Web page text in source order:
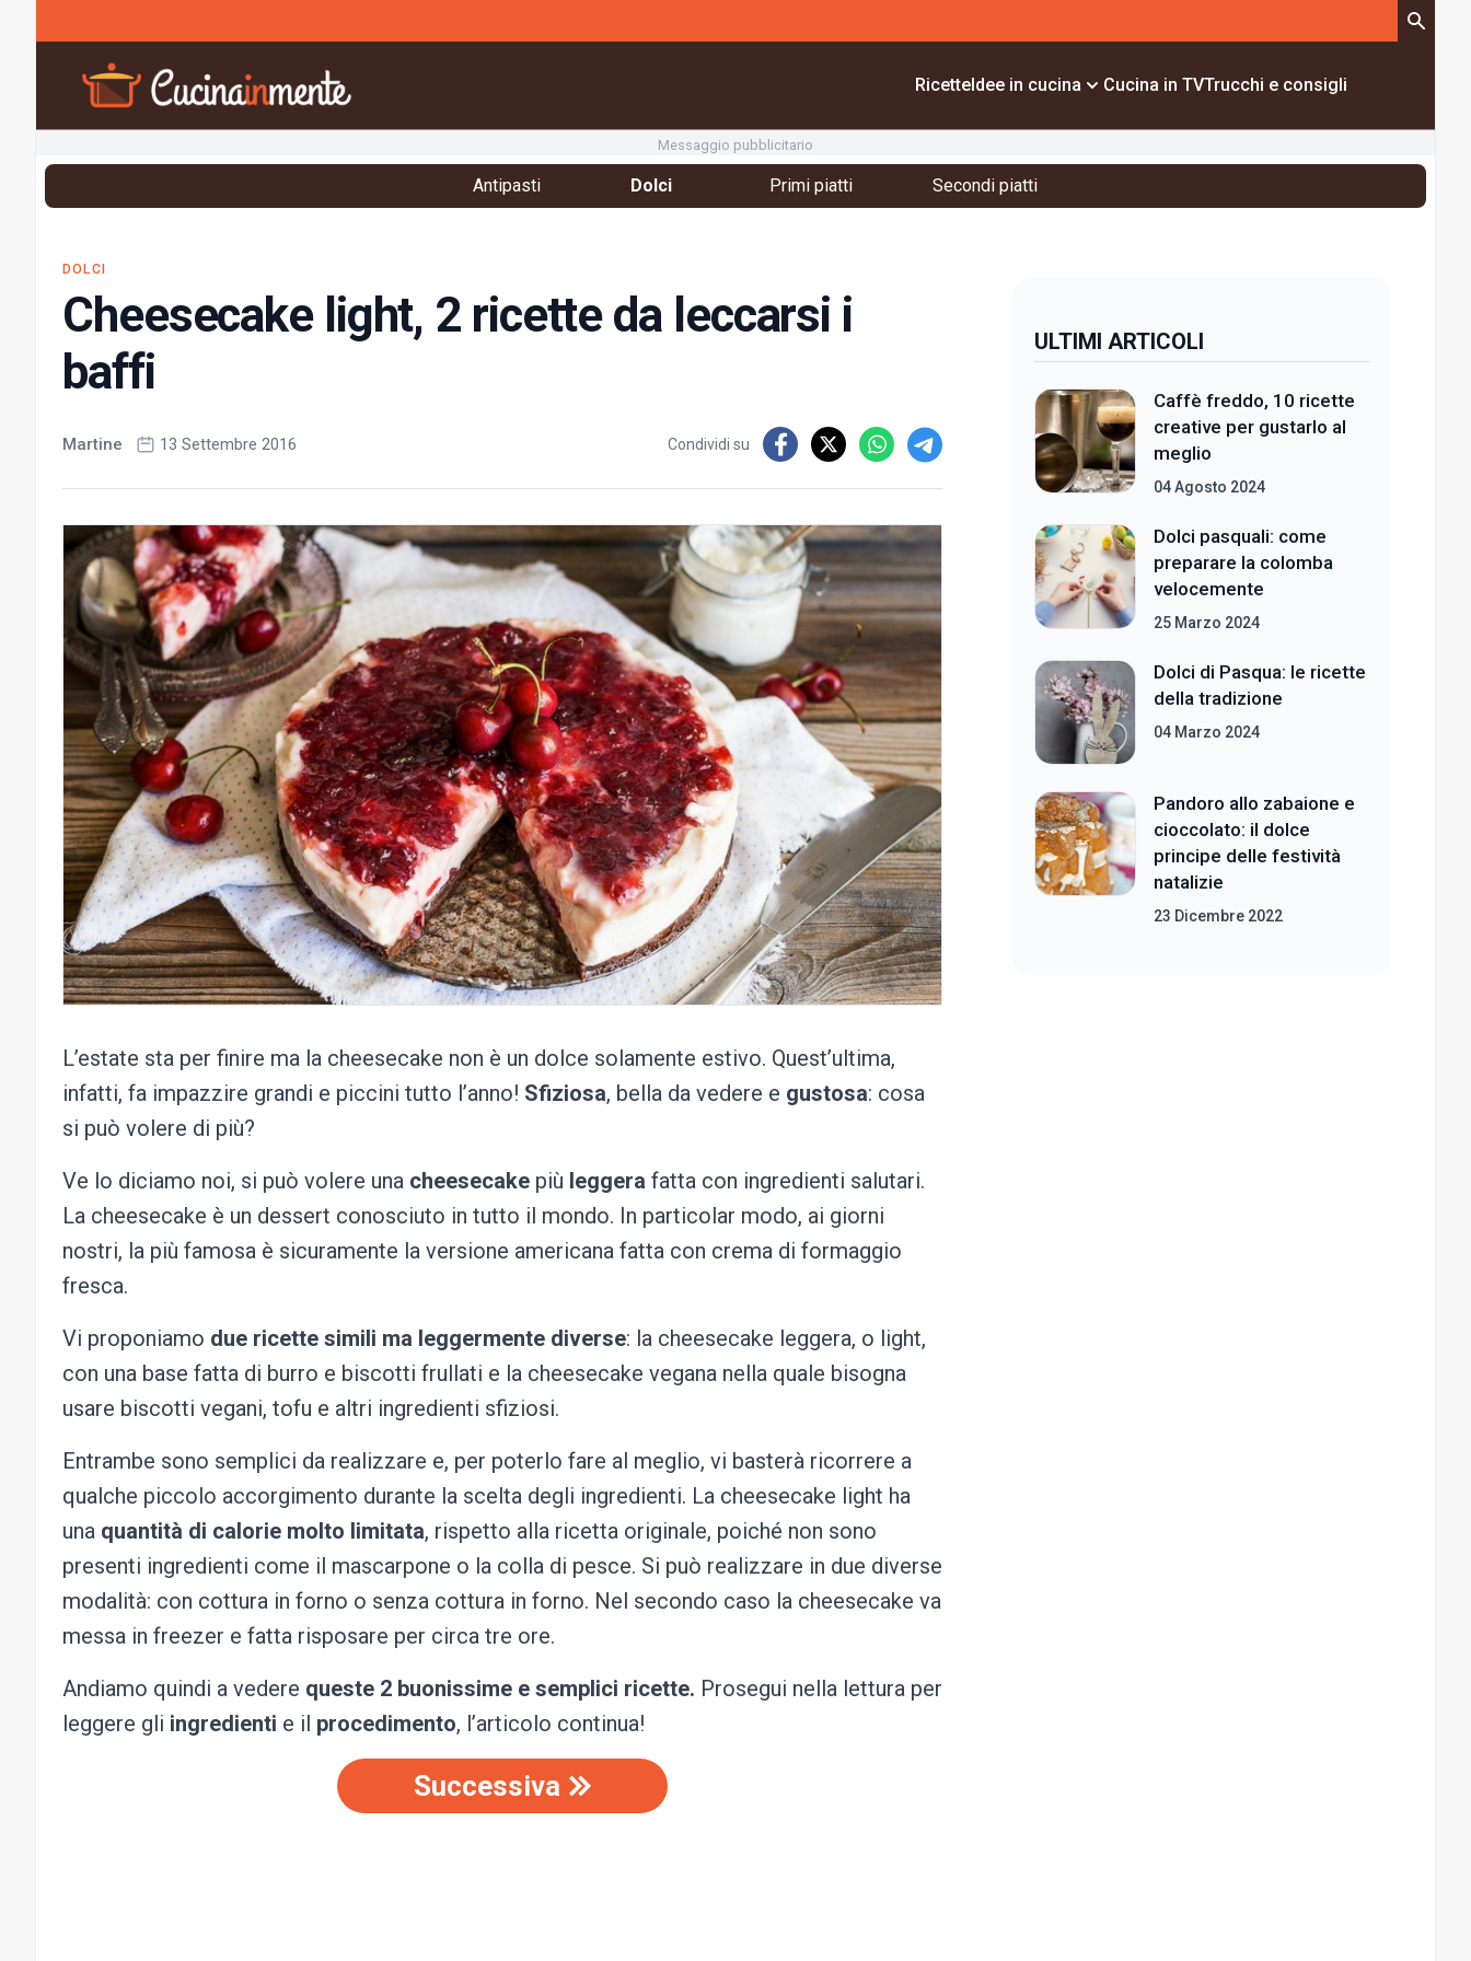
RicetteIdee in cucina Cucina in TVTrucchi e consigli
Messaggio pubblicitario
Antipasti Dolci Primi piatti Secondi piatti
DOLCI
Cheesecake light, 2 ricette da leccarsi i
baffi
Martine 13 Settembre 2016 Condividi su
L’estate sta per finire ma la cheesecake non è un dolce solamente estivo. Quest’ultima,
infatti, fa impazzire grandi e piccini tutto l’anno! Sfiziosa, bella da vedere e gustosa: cosa
si può volere di più?
Ve lo diciamo noi, si può volere una cheesecake più leggera fatta con ingredienti salutari.
La cheesecake è un dessert conosciuto in tutto il mondo. In particolar modo, ai giorni
nostri, la più famosa è sicuramente la versione americana fatta con crema di formaggio
fresca.
Vi proponiamo due ricette simili ma leggermente diverse: la cheesecake leggera, o light,
con una base fatta di burro e biscotti frullati e la cheesecake vegana nella quale bisogna
usare biscotti vegani, tofu e altri ingredienti sfiziosi.
Entrambe sono semplici da realizzare e, per poterlo fare al meglio, vi basterà ricorrere a
qualche piccolo accorgimento durante la scelta degli ingredienti. La cheesecake light ha
una quantità di calorie molto limitata, rispetto alla ricetta originale, poiché non sono
presenti ingredienti come il mascarpone o la colla di pesce. Si può realizzare in due diverse
modalità: con cottura in forno o senza cottura in forno. Nel secondo caso la cheesecake va
messa in freezer e fatta risposare per circa tre ore.
Andiamo quindi a vedere queste 2 buonissime e semplici ricette. Prosegui nella lettura per
leggere gli ingredienti e il procedimento, l’articolo continua!
Successiva
ULTIMI ARTICOLI
Caffè freddo, 10 ricette
creative per gustarlo al
meglio
04 Agosto 2024
Dolci pasquali: come
preparare la colomba
velocemente
25 Marzo 2024
Dolci di Pasqua: le ricette
della tradizione
04 Marzo 2024
Pandoro allo zabaione e
cioccolato: il dolce
principe delle festività
natalizie
23 Dicembre 2022